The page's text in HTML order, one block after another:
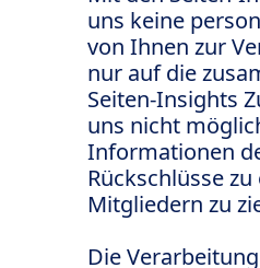
uns keine
von Ihnen zur
nur auf die
Seiten-Insights
uns nicht
Informationen
Rückschlüsse
Mitgliedern zu
Die